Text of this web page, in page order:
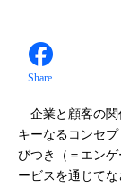
Share
企業と顧客の関
キーなるコンセ
びつき（＝エン
ービスを通じて